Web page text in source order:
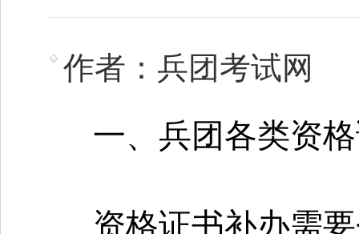
作者：兵团考试网
一、兵团各类资
资格证书补办需